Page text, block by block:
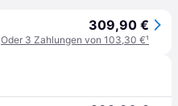
309,90 €
Oder 3 Zahlungen von 103,30 €¹